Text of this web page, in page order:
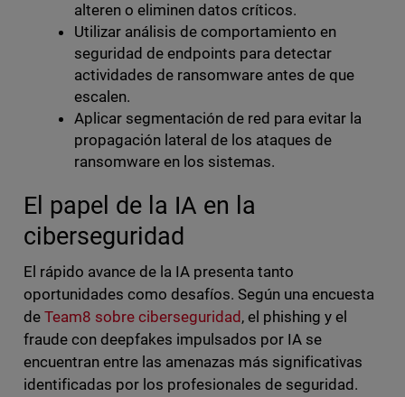
alteren o eliminen datos críticos.
Utilizar análisis de comportamiento en
seguridad de endpoints para detectar
actividades de ransomware antes de que
escalen.
Aplicar segmentación de red para evitar la
propagación lateral de los ataques de
ransomware en los sistemas.
El papel de la IA en la
ciberseguridad
El rápido avance de la IA presenta tanto
oportunidades como desafíos. Según una encuesta
de Team8 sobre ciberseguridad , el phishing y el
fraude con deepfakes impulsados por IA se
encuentran entre las amenazas más significativas
identificadas por los profesionales de seguridad.